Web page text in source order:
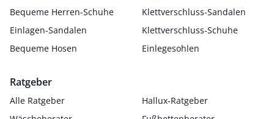
Bequeme Herren-Schuhe
Klettverschluss-Sandalen
Einlagen-Sandalen
Klettverschluss-Schuhe
Bequeme Hosen
Einlegesohlen
Ratgeber
Alle Ratgeber
Hallux-Ratgeber